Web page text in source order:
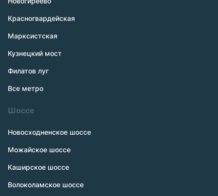
Красногвардейская
Марксистская
Кузнецкий мост
Филатов луг
Все метро
Шоссе
Новосходненское шоссе
Можайское шоссе
Каширское шоссе
Волоколамское шоссе